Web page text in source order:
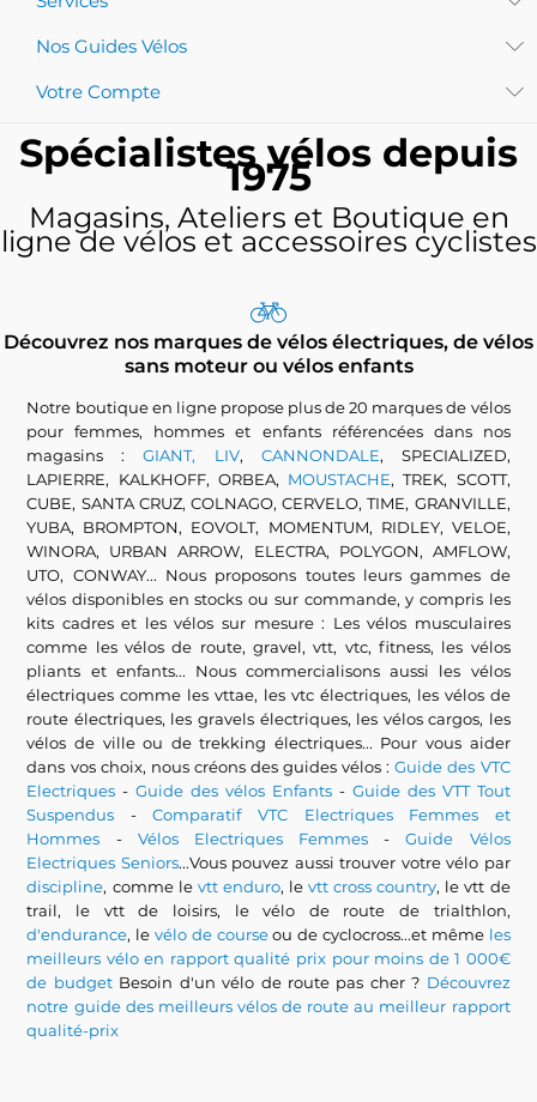
Nos Guides Vélos
Votre Compte
Spécialistes vélos depuis
1975
Magasins, Ateliers et Boutique en
ligne de vélos et accessoires cyclistes
Découvrez nos marques de vélos électriques, de vélos
sans moteur ou vélos enfants
Notre boutique en ligne propose plus de 20 marques de vélos
pour femmes, hommes et enfants référencées dans nos
magasins :GIANT, LIV, CANNONDALE, SPECIALIZED,
LAPIERRE, KALKHOFF, ORBEA, MOUSTACHE, TREK, SCOTT,
CUBE, SANTA CRUZ, COLNAGO, CERVELO, TIME, GRANVILLE,
YUBA, BROMPTON, EOVOLT, MOMENTUM, RIDLEY, VELOE,
WINORA, URBAN ARROW, ELECTRA, POLYGON, AMFLOW,
UTO, CONWAY... Nous proposons toutes leurs gammes de
vélos disponibles en stocks ou sur commande, y compris les
kits cadres et les vélos sur mesure : Les vélos musculaires
comme les vélos de route, gravel, vtt, vtc, fitness, les vélos
pliants et enfants... Nous commercialisons aussi les vélos
électriques comme les vttae, les vtc électriques, les vélos de
route électriques, les gravels électriques, les vélos cargos, les
vélos de ville ou de trekking électriques... Pour vous aider
dans vos choix, nous créons des guides vélos :Guide des VTC
Electriques -Guide des vélos Enfants - Guide des VTT Tout
Suspendus -Comparatif VTC Electriques Femmes et
Hommes - Vélos Electriques Femmes -Guide Vélos
Electriques Seniors...Vous pouvez aussi trouver votre vélo par
discipline, comme le vtt enduro, levtt cross country, le vtt de
trail, le vtt de loisirs, le vélo de route de trialthlon,
d'endurance, levélo de courseou de cyclocross...et même les
meilleurs vélo en rapport qualité prix pour moins de 1 000€
de budgetBesoin d'un vélo de route pas cher ? Découvrez
notre guide des meilleurs vélos de route au meilleur rapport
qualité-prix